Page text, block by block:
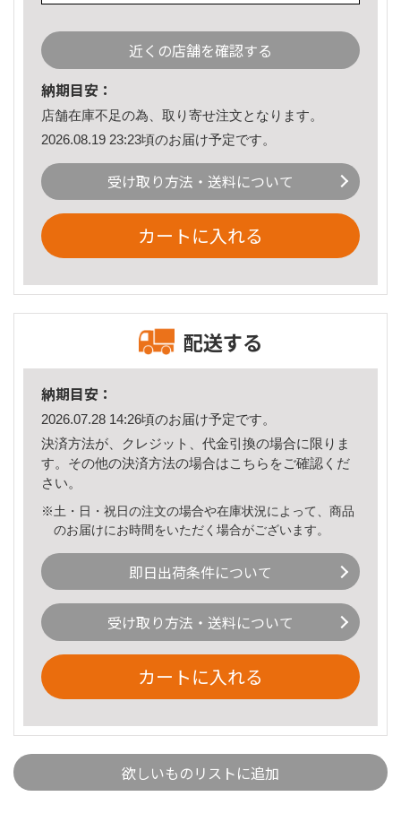
近くの店舗を確認する
納期目安：
店舗在庫不足の為、取り寄せ注文となります。
2026.08.19 23:23頃のお届け予定です。
受け取り方法・送料について
カートに入れる
配送する
納期目安：
2026.07.28 14:26頃のお届け予定です。
決済方法が、クレジット、代金引換の場合に限りま
す。その他の決済方法の場合はこちら をご確認くだ
さい。
※土・日・祝日の注文の場合や在庫状況によって、商品
のお届けにお時間をいただく場合がございます。
即日出荷条件について
受け取り方法・送料について
カートに入れる
欲しいものリストに追加